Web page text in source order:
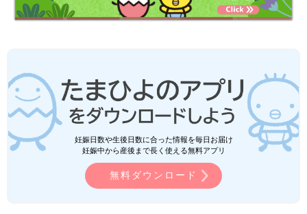
妊娠日数や生後日数に合った情報を毎日お届け
妊娠中から産後まで長く使える無料アプリ
無料ダウンロード